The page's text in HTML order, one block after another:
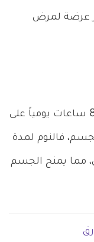
عرضة لمرض
يساعد النوم لمدة طبيعية من 6 إلى 8 ساعات يومياً على
فالنوم لمدة
مما يمنح الجسم